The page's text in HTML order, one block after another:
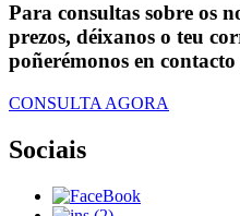
Para consultas sobre os
prezos, déixanos o teu
poñerémonos en
CONSULTA AGORA
Sociais